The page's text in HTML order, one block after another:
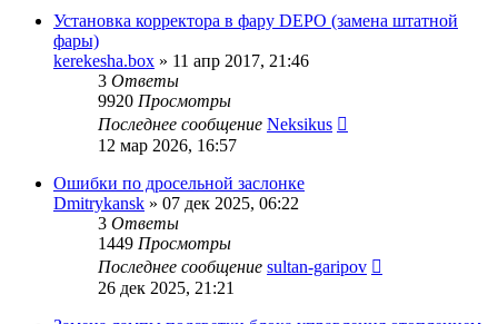
Установка корректора в фару DEPO (замена штатной
фары)
kerekesha.box » 11 апр 2017, 21:46
3 Ответы
9920 Просмотры
Последнее сообщение Neksikus
12 мар 2026, 16:57
Ошибки по дросельной заслонке
Dmitrykansk » 07 дек 2025, 06:22
3 Ответы
1449 Просмотры
Последнее сообщение sultan-garipov
26 дек 2025, 21:21